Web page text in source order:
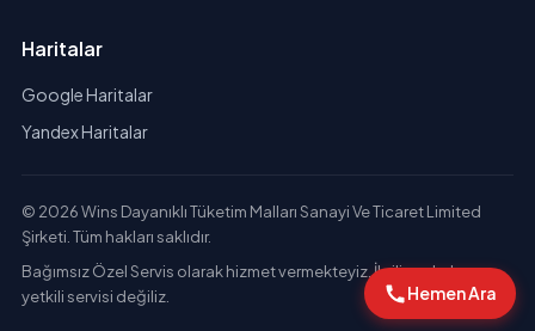
Haritalar
Google Haritalar
Yandex Haritalar
© 2026 Wins Dayanıklı Tüketim Malları Sanayi Ve Ticaret Limited
Şirketi. Tüm hakları saklıdır.
Bağımsız Özel Servis olarak hizmet vermekteyiz. İlgili markaların
yetkili servisi değiliz.
Hemen Ara